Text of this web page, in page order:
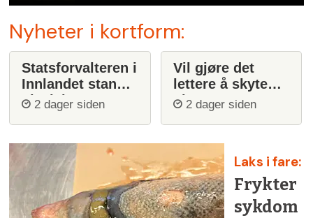
Nyheter i kortform:
Statsforvalteren i
Innlandet stanser
ulvejakt
2 dager siden
Vil gjøre det
lettere å skyte
ulv2 dager siden
Laks i fare:
Frykter
sykdom